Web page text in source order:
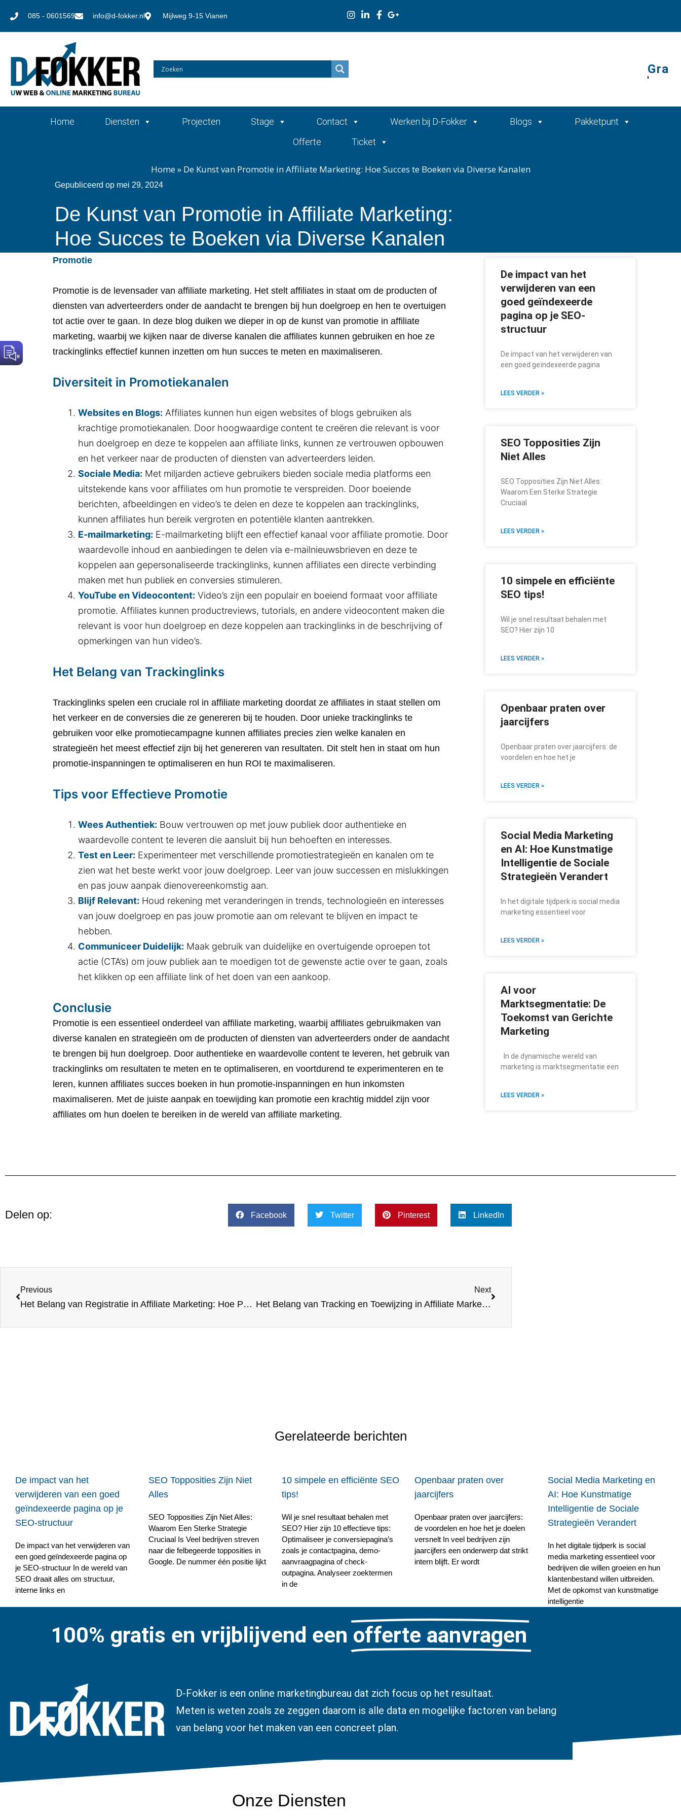
085 - 0601569 info@d-fokker.nl Mijlweg 9-15 Vianen
Gratis offerte
Home Diensten Projecten Stage Contact Werken bij D-Fokker Blogs
Pakketpunt
Offerte
Ticket
Home» De Kunst van Promotie in Affiliate Marketing: Hoe Succes te Boeken via Diverse Kanalen
Gepubliceerd op mei 29, 2024
De Kunst van Promotie in Affiliate Marketing:
Hoe Succes te Boeken via Diverse Kanalen
Promotie
Promotie is de levensader van affiliate marketing. Het stelt affiliates in staat om de producten of
diensten van adverteerders onder de aandacht te brengen bij hun doelgroep en hen te overtuigen
tot actie over te gaan. In deze blog duiken we dieper in op de kunst van promotie in affiliate
marketing, waarbij we kijken naar de diverse kanalen die affiliates kunnen gebruiken en hoe ze
trackinglinks effectief kunnen inzetten om hun succes te meten en maximaliseren.
Diversiteit in Promotiekanalen
Websites en Blogs: Affiliates kunnen hun eigen websites of blogs gebruiken als
krachtige promotiekanalen. Door hoogwaardige content te creëren die relevant is voor
hun doelgroep en deze te koppelen aan affiliate links, kunnen ze vertrouwen opbouwen
en het verkeer naar de producten of diensten van adverteerders leiden.
Sociale Media: Met miljarden actieve gebruikers bieden sociale media platforms een
uitstekende kans voor affiliates om hun promotie te verspreiden. Door boeiende
berichten, afbeeldingen en video’s te delen en deze te koppelen aan trackinglinks,
kunnen affiliates hun bereik vergroten en potentiële klanten aantrekken.
E-mailmarketing: E-mailmarketing blijft een effectief kanaal voor affiliate promotie. Door
waardevolle inhoud en aanbiedingen te delen via e-mailnieuwsbrieven en deze te
koppelen aan gepersonaliseerde trackinglinks, kunnen affiliates een directe verbinding
maken met hun publiek en conversies stimuleren.
YouTube en Videocontent: Video’s zijn een populair en boeiend formaat voor affiliate
promotie. Affiliates kunnen productreviews, tutorials, en andere videocontent maken die
relevant is voor hun doelgroep en deze koppelen aan trackinglinks in de beschrijving of
opmerkingen van hun video’s.
Het Belang van Trackinglinks
Trackinglinks spelen een cruciale rol in affiliate marketing doordat ze affiliates in staat stellen om
het verkeer en de conversies die ze genereren bij te houden. Door unieke trackinglinks te
gebruiken voor elke promotiecampagne kunnen affiliates precies zien welke kanalen en
strategieën het meest effectief zijn bij het genereren van resultaten. Dit stelt hen in staat om hun
promotie-inspanningen te optimaliseren en hun ROI te maximaliseren.
Tips voor Effectieve Promotie
Wees Authentiek: Bouw vertrouwen op met jouw publiek door authentieke en
waardevolle content te leveren die aansluit bij hun behoeften en interesses.
Test en Leer: Experimenteer met verschillende promotiestrategieën en kanalen om te
zien wat het beste werkt voor jouw doelgroep. Leer van jouw successen en mislukkingen
en pas jouw aanpak dienovereenkomstig aan.
Blijf Relevant: Houd rekening met veranderingen in trends, technologieën en interesses
van jouw doelgroep en pas jouw promotie aan om relevant te blijven en impact te
hebben.
Communiceer Duidelijk: Maak gebruik van duidelijke en overtuigende oproepen tot
actie (CTA’s) om jouw publiek aan te moedigen tot de gewenste actie over te gaan, zoals
het klikken op een affiliate link of het doen van een aankoop.
Conclusie
Promotie is een essentieel onderdeel van affiliate marketing, waarbij affiliates gebruikmaken van
diverse kanalen en strategieën om de producten of diensten van adverteerders onder de aandacht
te brengen bij hun doelgroep. Door authentieke en waardevolle content te leveren, het gebruik van
trackinglinks om resultaten te meten en te optimaliseren, en voortdurend te experimenteren en te
leren, kunnen affiliates succes boeken in hun promotie-inspanningen en hun inkomsten
maximaliseren. Met de juiste aanpak en toewijding kan promotie een krachtig middel zijn voor
affiliates om hun doelen te bereiken in de wereld van affiliate marketing.
De impact van het
verwijderen van een
goed geïndexeerde
pagina op je SEO-
structuur
De impact van het verwijderen van
een goed geïndexeerde pagina
LEES VERDER »
SEO Topposities Zijn
Niet Alles
SEO Topposities Zijn Niet Alles:
Waarom Een Sterke Strategie
Cruciaal
LEES VERDER »
10 simpele en efficiënte
SEO tips!
Wil je snel resultaat behalen met
SEO? Hier zijn 10
LEES VERDER »
Openbaar praten over
jaarcijfers
Openbaar praten over jaarcijfers: de
voordelen en hoe het je
LEES VERDER »
Social Media Marketing
en AI: Hoe Kunstmatige
Intelligentie de Sociale
Strategieën Verandert
In het digitale tijdperk is social media
marketing essentieel voor
LEES VERDER »
AI voor
Marktsegmentatie: De
Toekomst van Gerichte
Marketing
In de dynamische wereld van
marketing is marktsegmentatie een
LEES VERDER »
Delen op: Facebook Twitter Pinterest LinkedIn
Previous
Het Belang van Registratie in Affiliate Marketing: Hoe Partnerschappen te Smeden voor Succes
Next
Het Belang van Tracking en Toewijzing in Affiliate Marketing
Gerelateerde berichten
De impact van het
verwijderen van een goed
geïndexeerde pagina op je
SEO-structuur
De impact van het verwijderen van
een goed geïndexeerde pagina op
je SEO-structuur In de wereld van
SEO draait alles om structuur,
interne links en
SEO Topposities Zijn Niet
Alles
SEO Topposities Zijn Niet Alles:
Waarom Een Sterke Strategie
Cruciaal Is Veel bedrijven streven
naar die felbegeerde topposities in
Google. De nummer één positie lijkt
10 simpele en efficiënte SEO
tips!
Wil je snel resultaat behalen met
SEO? Hier zijn 10 effectieve tips:
Optimaliseer je conversiepagina’s
zoals je contactpagina, demo-
aanvraagpagina of check-
outpagina. Analyseer zoektermen
in de
Openbaar praten over
jaarcijfers
Openbaar praten over jaarcijfers:
de voordelen en hoe het je doelen
versnelt In veel bedrijven zijn
jaarcijfers een onderwerp dat strikt
intern blijft. Er wordt
Social Media Marketing en
AI: Hoe Kunstmatige
Intelligentie de Sociale
Strategieën Verandert
In het digitale tijdperk is social
media marketing essentieel voor
bedrijven die willen groeien en hun
klantenbestand willen uitbreiden.
Met de opkomst van kunstmatige
intelligentie
100% gratis en vrijblijvend een offerte aanvragen
D-Fokker is een online marketingbureau dat zich focus op het resultaat.
Meten is weten zoals ze zeggen daarom is alle data en mogelijke factoren van belang
van belang voor het maken van een concreet plan.
Onze Diensten